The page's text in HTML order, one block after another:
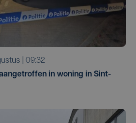
| 09:32
in woning in Sint-